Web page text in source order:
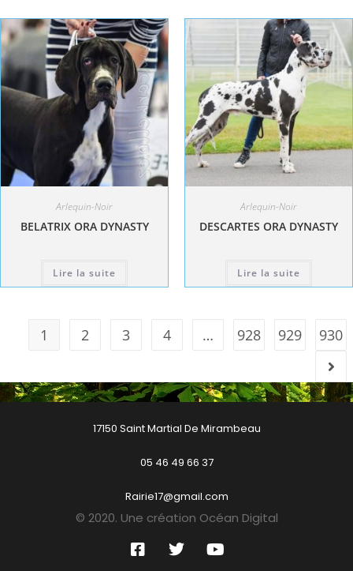
Arlequin-Noir
BELATRIX ORA DYNASTY
Lire la suite
Arlequin-Noir
DESCARTES ORA DYNASTY
Lire la suite
1 2 3 4 … 928 929 930
17150 Saint Martial De Mirambeau
05 46 49 66 37
Rairie17@gmail.com
© 2020. Une création Océan Digital